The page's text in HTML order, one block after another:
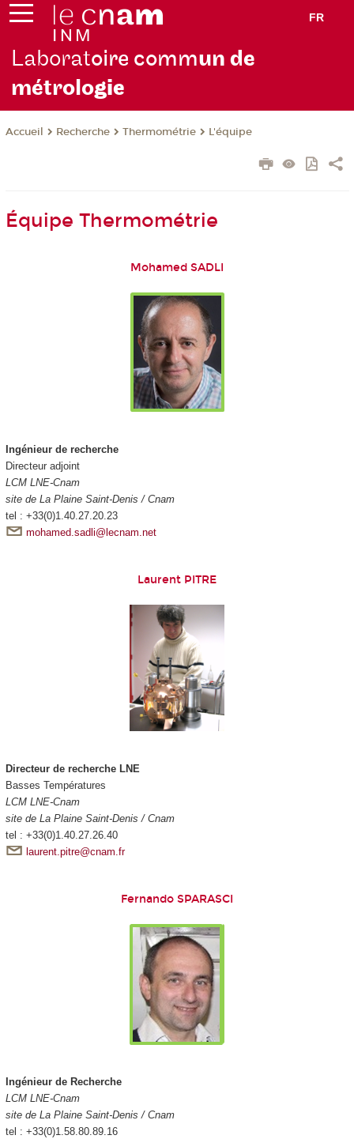
FR
Laboratoire commun de
métrologie
Accueil Recherche Thermométrie L'équipe
Équipe Thermométrie
Mohamed SADLI
Ingénieur de recherche
Directeur adjoint
LCM LNE-Cnam
site de La Plaine Saint-Denis / Cnam
tel : +33(0)1.40.27.20.23
mohamed.sadli@lecnam.net
Laurent PITRE
Directeur de recherche LNE
Basses Températures
LCM LNE-Cnam
site de La Plaine Saint-Denis / Cnam
tel : +33(0)1.40.27.26.40
laurent.pitre@cnam.fr
Fernando SPARASCI
Ingénieur de Recherche
LCM LNE-Cnam
site de La Plaine Saint-Denis / Cnam
tel : +33(0)1.58.80.89.16